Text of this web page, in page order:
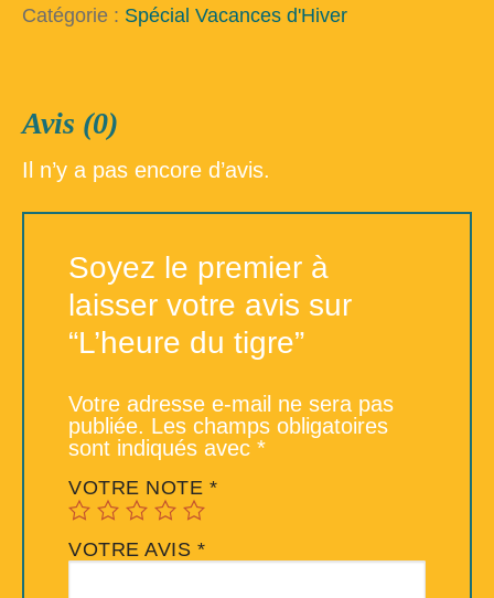
Catégorie : Spécial Vacances d'Hiver
Avis (0)
Il n’y a pas encore d’avis.
Soyez le premier à
laisser votre avis sur
“L’heure du tigre”
Votre adresse e-mail ne sera pas
publiée. Les champs obligatoires
sont indiqués avec *
VOTRE NOTE *
VOTRE AVIS *